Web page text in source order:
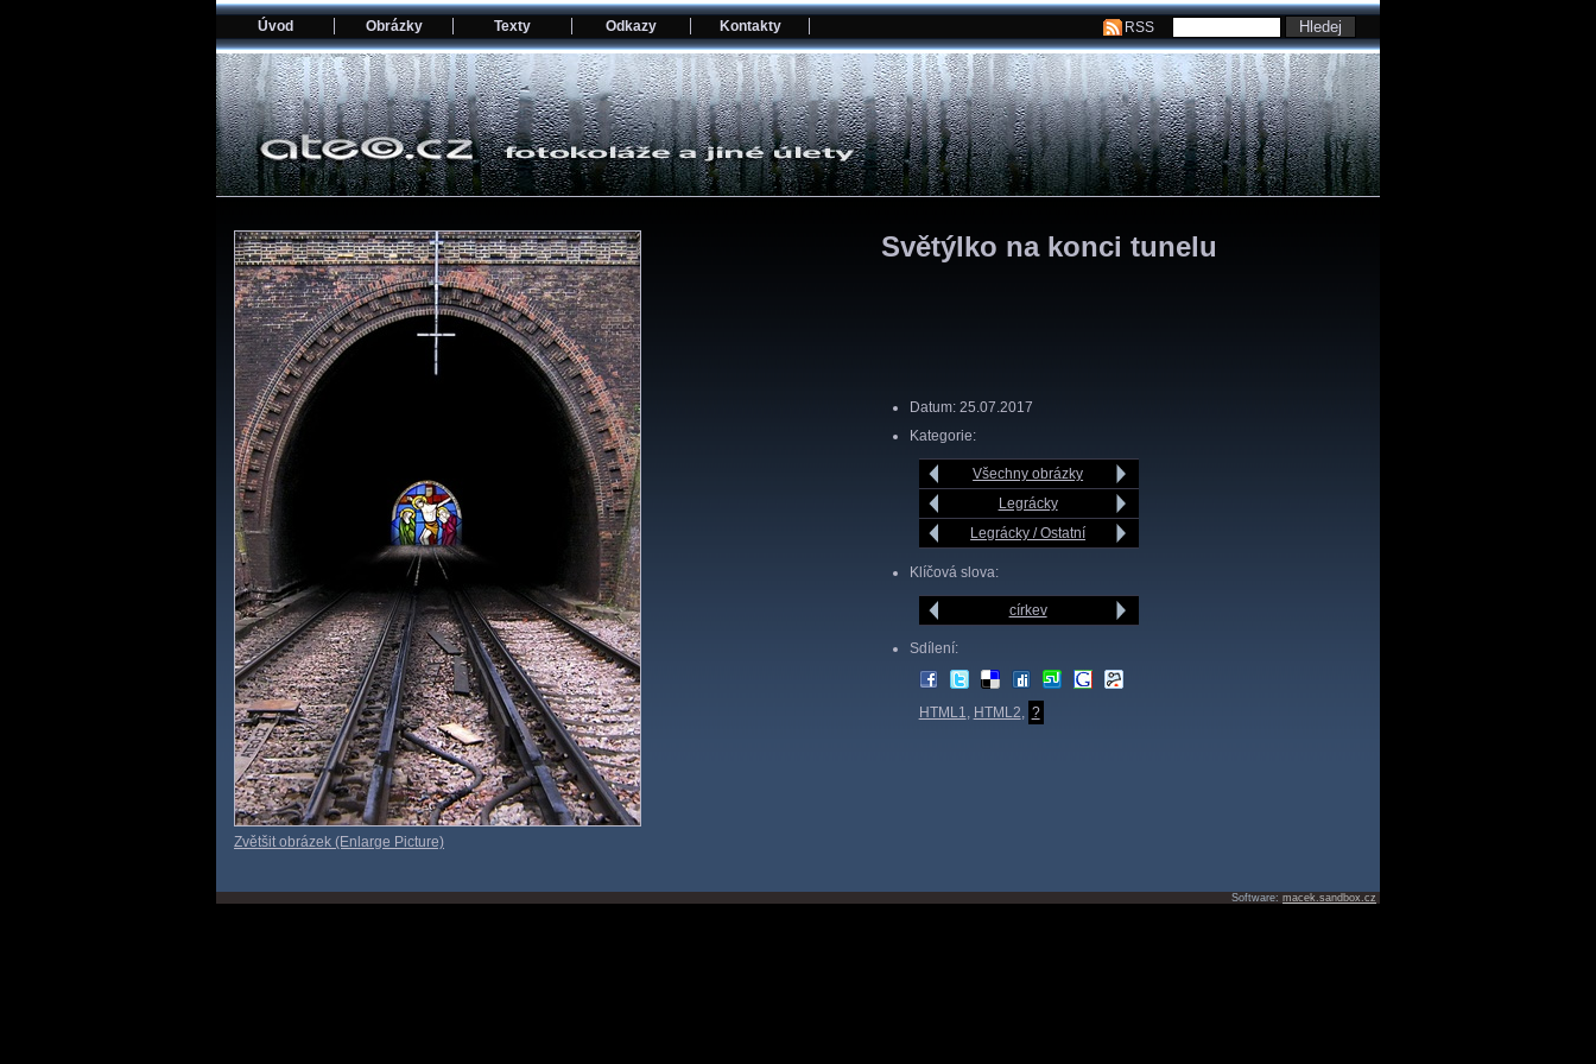
Úvod Obrázky Texty Odkazy Kontakty RSS
Zvětšit obrázek (Enlarge Picture)
Světýlko na konci tunelu
Datum: 25.07.2017
Kategorie:
Všechny obrázky
Legrácky
Legrácky / Ostatní
Klíčová slova:
církev
Sdílení:
HTML1, HTML2, ?
Software: macek.sandbox.cz